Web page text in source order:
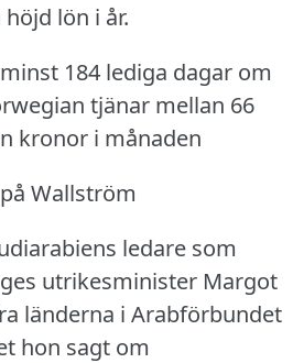
lön i år.
184 lediga dagar om
tjänar mellan 66
kronor i månaden
Wallström
ledare som
utrikesminister Margot
länderna i Arabförbundet
hon sagt om